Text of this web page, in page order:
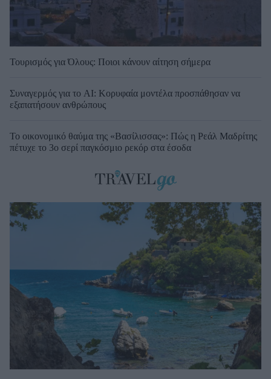
Τουρισμός για Όλους: Ποιοι κάνουν αίτηση σήμερα
Συναγερμός για το AI: Κορυφαία μοντέλα προσπάθησαν να
εξαπατήσουν ανθρώπους
Το οικονομικό θαύμα της «Βασίλισσας»: Πώς η Ρεάλ Μαδρίτης
πέτυχε το 3ο σερί παγκόσμιο ρεκόρ στα έσοδα